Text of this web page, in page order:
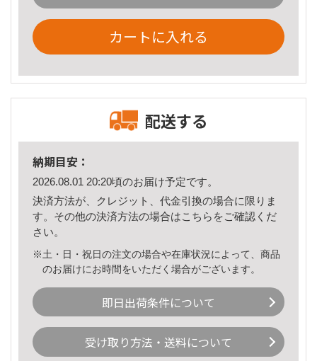
カートに入れる
配送する
納期目安：
2026.08.01 20:20頃のお届け予定です。
決済方法が、クレジット、代金引換の場合に限りま
す。その他の決済方法の場合はこちら をご確認くだ
さい。
※土・日・祝日の注文の場合や在庫状況によって、商品
のお届けにお時間をいただく場合がございます。
即日出荷条件について
受け取り方法・送料について